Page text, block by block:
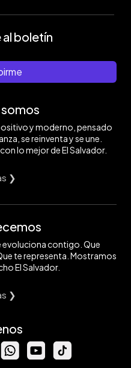
boletín
y moderno, pensado
se reinventa y se une.
lo mejor de El Salvador.
❯
evoluciona contigo. Que
te representa. Mostramos
El Salvador.
❯